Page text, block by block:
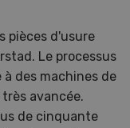
pièces d'usure
Le processus
des machines de
avancée.
de cinquante